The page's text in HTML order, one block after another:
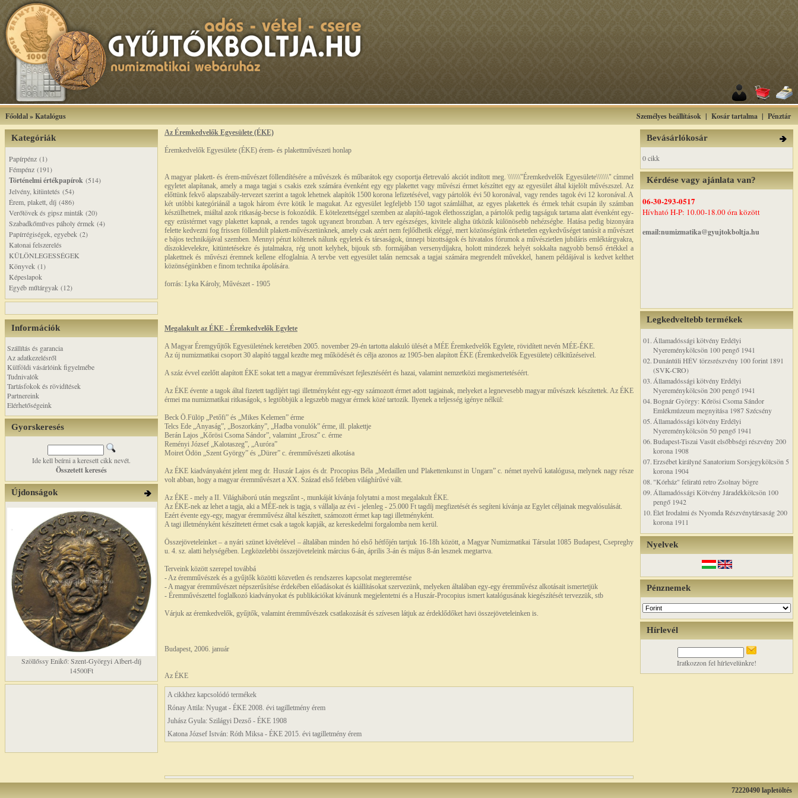
Főoldal»Katalógus Személyes beállítások | Kosár tartalma | Pénztár
Kategóriák
Papírpénz (1)
Fémpénz (191)
Történelmi értékpapírok (514)
Jelvény, kitüntetés (54)
Érem, plakett, díj (486)
Verőtövek és gipsz minták (20)
Szabadkőműves páholy érmek (4)
Papírrégiségek, egyebek (2)
Katonai felszerelés
KÜLÖNLEGESSÉGEK
Könyvek (1)
Képeslapok
Egyéb műtárgyak (12)
Információk
Szállítás és garancia
Az adatkezelésről
Külföldi vásárlóink figyelmébe
Tudnivalók
Tartásfokok és rövidítések
Partnereink
Elérhetőségeink
Gyorskeresés
Ide kell beírni a keresett cikk nevét.
Összetett keresés
Újdonságok
Szöllőssy Enikő: Szent-Györgyi Albert-díj
14500Ft
Az Éremkedvelők Egyesülete (ÉKE)
Éremkedvelők Egyesülete (ÉKE) érem- és plakettművészeti honlap
A magyar plakett- és érem-művészet föllendítésére a művészek és műbarátok egy csoportja életrevaló akciót indított meg. \\\\\\\"Éremkedvelők Egyesülete\\\\\\\" címmel
egyletet alapítanak, amely a maga tagjai s csakis ezek számára évenként egy egy plakettet vagy művészi érmet készíttet egy az egyesület által kijelölt művészszel. Az
előttünk fekvő alapszabály-tervezet szerint a tagok lehetnek alapítók 1500 korona lefizetésével, vagy pártolók évi 50 koronával, vagy rendes tagok évi 12 koronával. A
két utóbbi kategóriánál a tagok három évre kötik le magukat. Az egyesület legfeljebb 150 tagot számlálhat, az egyes plakettek és érmek tehát csupán ily számban
készülhetnek, miáltal azok ritkaság-becse is fokozódik. E kötelezettséggel szemben az alapító-tagok élethossziglan, a pártolók pedig tagságuk tartama alatt évenként egy-
egy ezüstérmet vagy plakettet kapnak, a rendes tagok ugyanezt bronzban. A terv egészséges, kivitele aligha ütközik különösebb nehézségbe. Hatása pedig bizonyára
felette kedvezni fog frissen föllendült plakett-művészetünknek, amely csak azért nem fejlődhetik eléggé, mert közönségünk érthetetlen egykedvűséget tanúsít a művészet
e bájos technikájával szemben. Mennyi pénzt költenek nálunk egyletek és társaságok, ünnepi bizottságok és hivatalos fórumok a művészietlen jubiláris emléktárgyakra,
díszoklevelekre, kitüntetésekre és jutalmakra, rég unott kelyhek, bijouk stb. formájában versenydíjakra, holott mindezek helyét sokkalta nagyobb benső értékkel a
plakettnek és művészi éremnek kellene elfoglalnia. A tervbe vett egyesület talán nemcsak a tagjai számára megrendelt művekkel, hanem példájával is kedvet kelthet
közönségünkben e finom technika ápolására.
forrás: Lyka Károly, Művészet - 1905
Megalakult az ÉKE - Éremkedvelők Egylete
A Magyar Éremgyűjtők Egyesületének keretében 2005. november 29-én tartotta alakuló ülését a MÉE Éremkedvelők Egylete, rövidített nevén MÉE-ÉKE.
Az új numizmatikai csoport 30 alapító taggal kezdte meg működését és célja azonos az 1905-ben alapított ÉKE (Éremkedvelők Egyesülete) célkitűzéseivel.
A száz évvel ezelőtt alapított ÉKE sokat tett a magyar éremművészet fejlesztéséért és hazai, valamint nemzetközi megismertetéséért.
Az ÉKE évente a tagok által fizetett tagdíjért tagi illetményként egy-egy számozott érmet adott tagjainak, melyeket a legnevesebb magyar művészek készítettek. Az ÉKE
érmei ma numizmatikai ritkaságok, s legtöbbjük a legszebb magyar érmek közé tartozik. Ilyenek a teljesség igénye nélkül:
Beck Ö.Fülöp „Petőfi” és „Mikes Kelemen” érme
Telcs Ede „Anyaság”, „Boszorkány”, „Hadba vonulók” érme, ill. plakettje
Berán Lajos „Kőrösi Csoma Sándor”, valamint „Erosz” c. érme
Reményi József „Kalotaszeg”, „Auróra”
Moiret Ödön „Szent György” és „Dürer” c. éremművészeti alkotása
Az ÉKE kiadványaként jelent meg dr. Huszár Lajos és dr. Procopius Béla „Medaillen und Plakettenkunst in Ungarn” c. német nyelvű katalógusa, melynek nagy része
volt abban, hogy a magyar éremművészet a XX. Század első felében világhírűvé vált.
Az ÉKE - mely a II. Világháború után megszűnt -, munkáját kívánja folytatni a most megalakult ÉKE.
Az ÉKE-nek az lehet a tagja, aki a MÉE-nek is tagja, s vállalja az évi - jelenleg - 25.000 Ft tagdíj megfizetését és segíteni kívánja az Egylet céljainak megvalósulását.
Ezért évente egy-egy, magyar éremművész által készített, számozott érmet kap tagi illetményként.
A tagi illetményként készíttetett érmet csak a tagok kapják, az kereskedelmi forgalomba nem kerül.
Összejöveteleinket – a nyári szünet kivételével – általában minden hó első hétfőjén tartjuk 16-18h között, a Magyar Numizmatikai Társulat 1085 Budapest, Csepreghy
u. 4. sz. alatti helységében. Legközelebbi összejöveteleink március 6-án, április 3-án és május 8-án lesznek megtartva.
Terveink között szerepel továbbá
- Az éremművészek és a gyűjtők közötti közvetlen és rendszeres kapcsolat megteremtése
- A magyar éremművészet népszerűsítése érdekében előadásokat és kiállításokat szervezünk, melyeken általában egy-egy éremművész alkotásait ismertetjük
- Éremművészettel foglalkozó kiadványokat és publikációkat kívánunk megjelentetni és a Huszár-Procopius ismert katalógusának kiegészítését tervezzük, stb
Várjuk az éremkedvelők, gyűjtők, valamint éremművészek csatlakozását és szívesen látjuk az érdeklődőket havi összejöveteleinken is.
Budapest, 2006. január
Az ÉKE
A cikkhez kapcsolódó termékek
Rónay Attila: Nyugat - ÉKE 2008. évi tagilletmény érem
Juhász Gyula: Szilágyi Dezső - ÉKE 1908
Katona József István: Róth Miksa - ÉKE 2015. évi tagilletmény érem
Bevásárlókosár
0 cikk
Kérdése vagy ajánlata van?
06-30-293-0517
Hívható H-P: 10.00-18.00 óra között
email:numizmatika@gyujtokboltja.hu
Legkedveltebb termékek
01. Államadóssági kötvény Erdélyi
Nyereménykölcsön 100 pengő 1941
02.Dunántúli HÉV törzsrészvény 100 forint 1891
(SVK-CRO)
03. Államadóssági kötvény Erdélyi
Nyereménykölcsön 200 pengő 1941
04.Bognár György: Kőrösi Csoma Sándor
Emlékmúzeum megnyitása 1987 Szécsény
05. Államadóssági kötvény Erdélyi
Nyereménykölcsön 50 pengő 1941
06.Budapest-Tiszai Vasút elsőbbségi részvény 200
korona 1908
07.Erzsébet királyné Sanatorium Sorsjegykölcsön 5
korona 1904
08. "Kórház" feliratú retro Zsolnay bögre
09. Államadóssági Kötvény Járadékkölcsön 100
pengő 1942
10.Élet Irodalmi és Nyomda Részvénytársaság 200
korona 1911
Nyelvek
Pénznemek
Hírlevél
Iratkozzon fel hírlevelünkre!
72220490 lapletöltés